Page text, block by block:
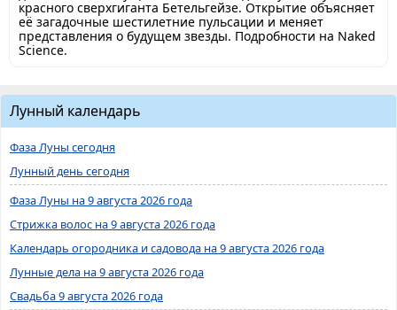
красного сверхгиганта Бетельгейзе. Открытие объясняет
её загадочные шестилетние пульсации и меняет
представления о будущем звезды. Подробности на Naked
Science.
Лунный календарь
Фаза Луны сегодня
Лунный день сегодня
Фаза Луны на 9 августа 2026 года
Стрижка волос на 9 августа 2026 года
Календарь огородника и садовода на 9 августа 2026 года
Лунные дела на 9 августа 2026 года
Свадьба 9 августа 2026 года